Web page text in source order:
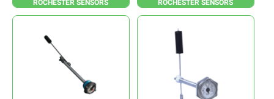
ROCHESTER SENSORS
ROCHESTER SENSORS